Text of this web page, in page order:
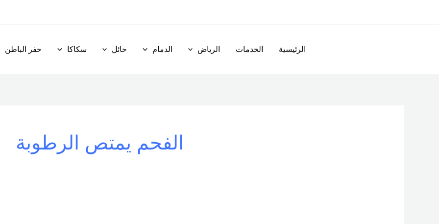
الرئيسية الخدمات الرياض الدمام حائل سكاكا حفر الباطن
الفحم يمتص الرطوبة